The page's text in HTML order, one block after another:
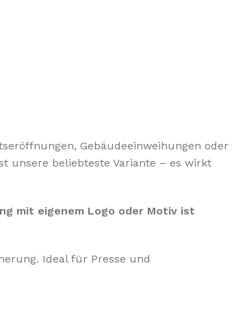
Gebäudeeinweihungen oder
unsere beliebteste Variante – es wirkt
mit eigenem Logo oder Motiv ist
Ideal für Presse und